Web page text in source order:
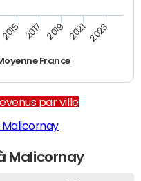
France
2015 2017 2019 2021 2023
par ville
Malicornay